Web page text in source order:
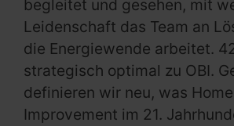
begleitet und gesehen, mit
Leidenschaft das Team an
die Energiewende arbeitet.
strategisch optimal zu OBI.
definieren wir neu, was Home
Improvement im 21.